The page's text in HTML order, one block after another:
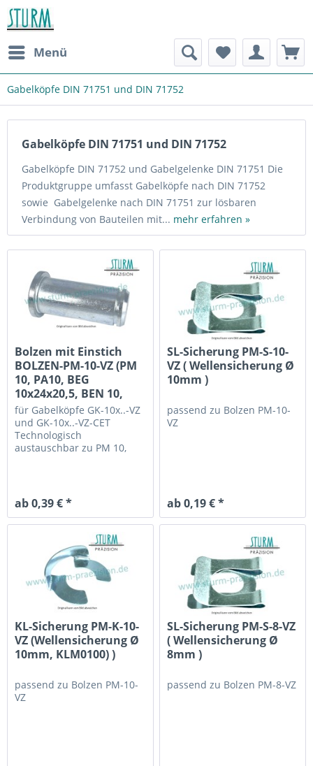
Menü
Gabelköpfe DIN 71751 und DIN 71752
Gabelköpfe DIN 71751 und DIN 71752
Gabelköpfe DIN 71752 und Gabelgelenke DIN 71751 Die
Produktgruppe umfasst Gabelköpfe nach DIN 71752
sowie Gabelgelenke nach DIN 71751 zur lösbaren
Verbindung von Bauteilen mit... mehr erfahren »
Bolzen mit Einstich
BOLZEN-PM-10-VZ (PM
10, PA10, BEG
10x24x20,5, BEN 10,
PKS10)
für Gabelköpfe GK-10x..-VZ
und GK-10x..-VZ-CET
Technologisch
austauschbar zu PM 10,
001-05, 63780900
ab 0,39 € *
SL-Sicherung PM-S-10-
VZ ( Wellensicherung Ø
10mm )
passend zu Bolzen PM-10-
VZ
ab 0,19 € *
KL-Sicherung PM-K-10-
VZ (Wellensicherung Ø
10mm, KLM0100) )
passend zu Bolzen PM-10-
VZ
SL-Sicherung PM-S-8-VZ
( Wellensicherung Ø
8mm )
passend zu Bolzen PM-8-VZ